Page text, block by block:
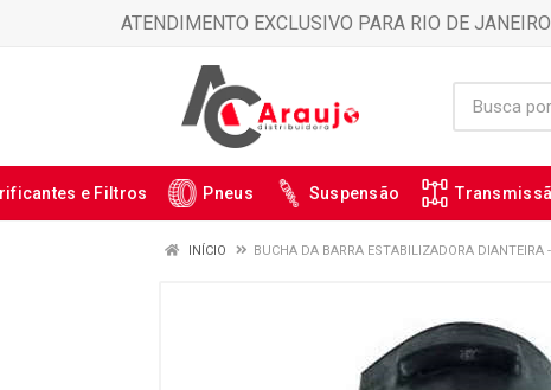
ATENDIMENTO EXCLUSIVO PARA RIO DE
e Filtros Pneus Suspensão
INÍCIO BUCHA DA BARRA ESTABILIZADORA